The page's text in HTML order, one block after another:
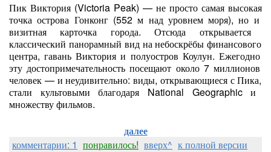
Пик Виктория (Victoria Peak) — не просто самая высокая
точка острова Гонконг(552м надуровнемморя), но и
визитная карточка города. Отсюда открывается
классический панорамный виднанебоскрёбы финансового
центра, гавань Виктория и полуостров Коулун. Ежегодно
эту достопримечательность посещают около7миллионов
человек — и неудивительно: виды, открывающиесясПика,
стали культовыми благодаря National Geographicи
множествуфильмов.
далее
комментарии: 1 понравилось! вверх^ к полной версии